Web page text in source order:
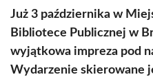
Już 3 października w
Bibliotece Publicznej w
wyjątkowa impreza pod
Wydarzenie skierowane